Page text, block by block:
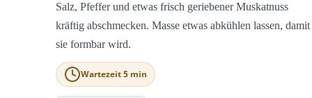
Salz, Pfeffer und etwas frisch geriebener Muskatnuss
kräftig abschmecken. Masse etwas abkühlen lassen, damit
sie formbar wird.
Wartezeit 5 min